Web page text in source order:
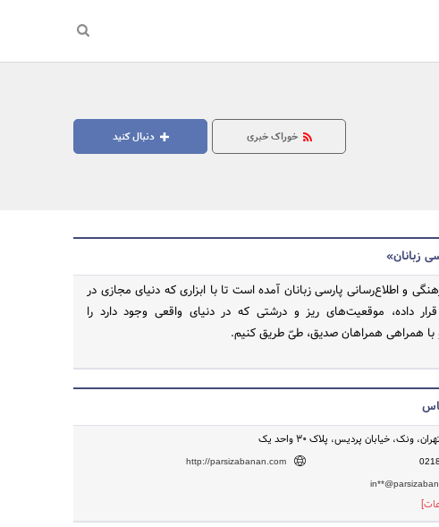
جستجو
دنبال کنید خوراک خبری
زبانان»
و اطلاع‌رسانی پارسی زبانان آمده است تا با ابزاری که دنیای مجازی در
قرار داده، موقعیت‌های ریز و درشتی که در دنیای واقعی وجود دارد را
با همراهی همراهان صدیق، طیّ طریق کنیم.
ونک، خیابان پردیس، پلاک 30 واحد یک
http://parsizabanan.com